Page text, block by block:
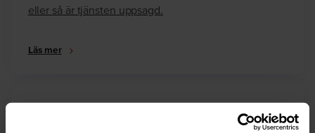
eller så är tjänsten uppsagd.
Läs mer